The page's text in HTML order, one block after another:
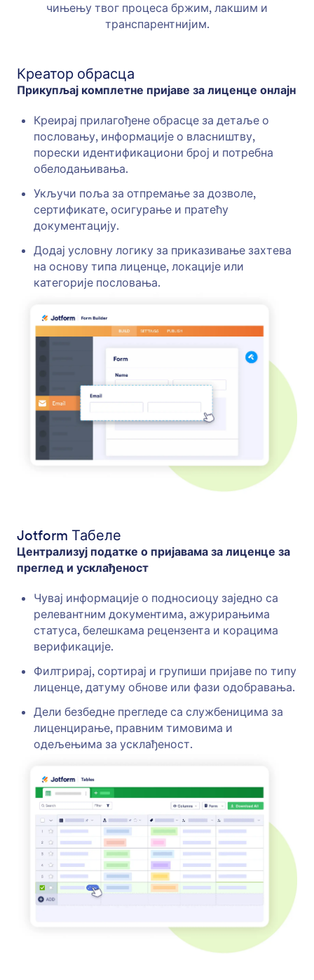
чињењу твог процеса бржим, лакшим и
транспарентнијим.
Креатор обрасца
Прикупљај комплетне пријаве за лиценце онлајн
Креирај прилагођене обрасце за детаље о
пословању, информације о власништву,
порески идентификациони број и потребна
обелодањивања.
Укључи поља за отпремање за дозволе,
сертификате, осигурање и пратећу
документацију.
Додај условну логику за приказивање захтева
на основу типа лиценце, локације или
категорије пословања.
Jotform Табеле
Централизуј податке о пријавама за лиценце за
преглед и усклађеност
Чувај информације о подносиоцу заједно са
релевантним документима, ажурирањима
статуса, белешкама рецензента и корацима
верификације.
Филтрирај, сортирај и групиши пријаве по типу
лиценце, датуму обнове или фази одобравања.
Дели безбедне прегледе са службеницима за
лиценцирање, правним тимовима и
одељењима за усклађеност.